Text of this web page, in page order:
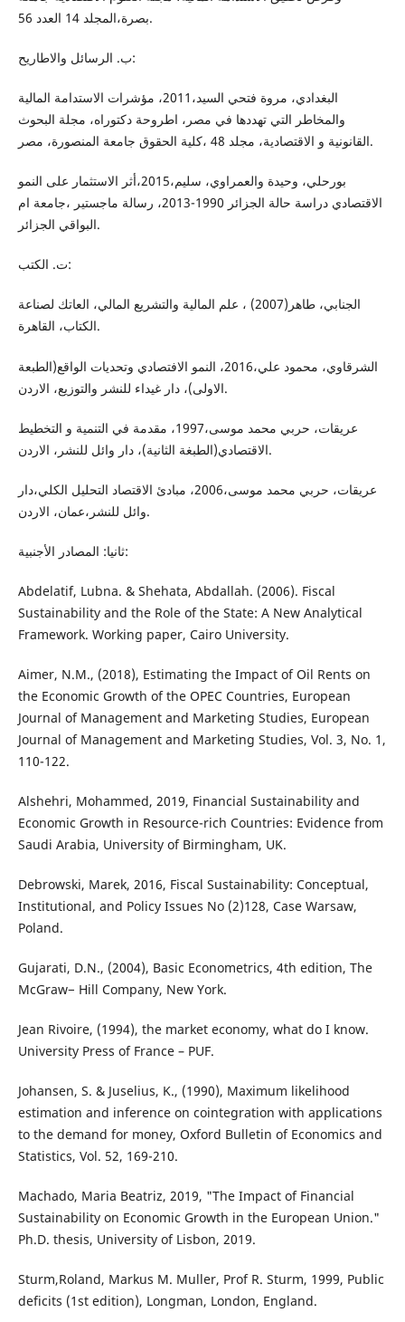
بصرة،المجلد 14 العدد 56.
ب‌. الرسائل والاطاريح:
البغدادي، مروة فتحي السيد،2011، مؤشرات الاستدامة المالية
والمخاطر التي تهددها في مصر، اطروحة دكتوراه، مجلة البحوث
القانونية و الاقتصادية، مجلد 48 ،كلية الحقوق جامعة المنصورة، مصر.
بورحلي، وحيدة والعمراوي، سليم،2015،أثر الاستثمار على النمو
الاقتصادي دراسة حالة الجزائر 1990-2013، رسالة ماجستير ،جامعة ام
البواقي الجزائر.
ت‌. الكتب:
الجنابي، طاهر(2007) ، علم المالية والتشريع المالي، العاتك لصناعة
الكتاب، القاهرة.
الشرقاوي، محمود علي،2016، النمو الافتصادي وتحديات الواقع(الطبعة
الاولى)، دار غيداء للنشر والتوزيع، الاردن.
عريقات، حربي محمد موسى،1997، مقدمة في التنمية و التخطيط
الاقتصادي(الطبغة الثانية)، دار وائل للنشر، الاردن.
عريقات، حربي محمد موسى،2006، مبادئ الاقتصاد التحليل الكلي،دار
وائل للنشر،عمان، الاردن.
ثانيا: المصادر الأجنبية:
Abdelatif, Lubna. & Shehata, Abdallah. (2006). Fiscal
Sustainability and the Role of the State: A New Analytical
Framework. Working paper, Cairo University.
Aimer, N.M., (2018), Estimating the Impact of Oil Rents on
the Economic Growth of the OPEC Countries, European
Journal of Management and Marketing Studies, European
Journal of Management and Marketing Studies, Vol. 3, No. 1,
110-122.
Alshehri, Mohammed, 2019, Financial Sustainability and
Economic Growth in Resource-rich Countries: Evidence from
Saudi Arabia, University of Birmingham, UK.
Debrowski, Marek, 2016, Fiscal Sustainability: Conceptual,
Institutional, and Policy Issues No (2)128, Case Warsaw,
Poland.
Gujarati, D.N., (2004), Basic Econometrics, 4th edition, The
McGraw− Hill Company, New York.
Jean Rivoire, (1994), the market economy, what do I know.
University Press of France – PUF.
Johansen, S. & Juselius, K., (1990), Maximum likelihood
estimation and inference on cointegration with applications
to the demand for money, Oxford Bulletin of Economics and
Statistics, Vol. 52, 169-210.
Machado, Maria Beatriz, 2019, "The Impact of Financial
Sustainability on Economic Growth in the European Union."
Ph.D. thesis, University of Lisbon, 2019.
Sturm,Roland, Markus M. Muller, Prof R. Sturm, 1999, Public
deficits (1st edition), Longman, London, England.